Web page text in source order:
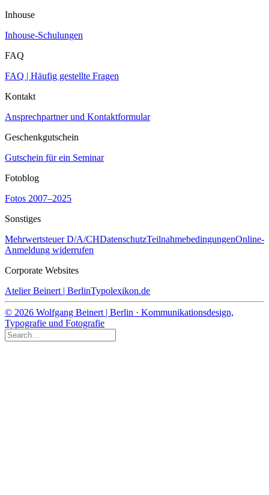
Inhouse
Inhouse-Schulungen
FAQ
FAQ | Häufig gestellte Fragen
Kontakt
Ansprechpartner und Kontaktformular
Geschenkgutschein
Gutschein für ein Seminar
Fotoblog
Fotos 2007–2025
Sonstiges
Mehrwertsteuer D/A/CHDatenschutzTeilnahmebedingungenOnline-
Anmeldung widerrufen
Corporate Websites
Atelier Beinert | BerlinTypolexikon.de
© 2026 Wolfgang Beinert | Berlin · Kommunikationsdesign,
Typografie und Fotografie